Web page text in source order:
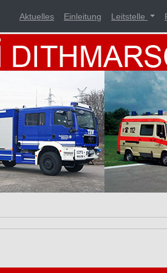
Aktuelles Einleitung Leitstelle